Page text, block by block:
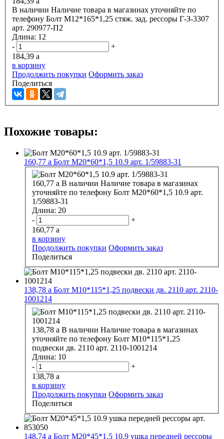
В наличии Наличие товара в магазинах уточняйте по
телефону Болт М12*165*1,25 стяж. зад. рессоры Г-З-3307
арт. 290977-П2
Длина: 12
-
+
184,39 a
в корзину
Продолжить покупки Оформить заказ
Поделиться
Похожие товары:
160,77 a Болт М20*60*1,5 10.9 арт. 1/59883-31
160,77 a В наличии Наличие товара в магазинах
уточняйте по телефону Болт М20*60*1,5 10.9 арт.
1/59883-31
Длина: 20
-
+
160,77 a
в корзину
Продолжить покупки Оформить заказ
Поделиться
138,78 a Болт М10*115*1,25 подвески дв. 2110 арт. 2110-
1001214
138,78 a В наличии Наличие товара в магазинах
уточняйте по телефону Болт М10*115*1,25
подвески дв. 2110 арт. 2110-1001214
Длина: 10
-
+
138,78 a
в корзину
Продолжить покупки Оформить заказ
Поделиться
148,74 a Болт М20*45*1,5 10.9 ушка передней рессоры